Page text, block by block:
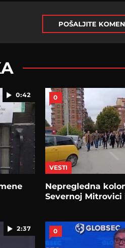
POŠALJITE
0:42 0
VESTI
Nepregledna
Severnoj Mitrovici
2:37 0